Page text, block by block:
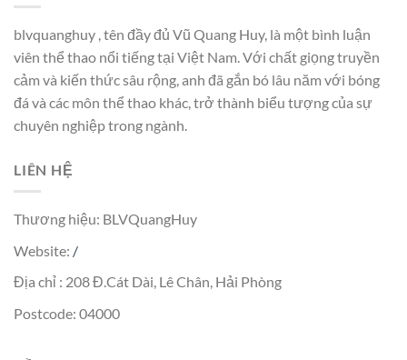
blvquanghuy , tên đầy đủ Vũ Quang Huy, là một bình luận
viên thể thao nổi tiếng tại Việt Nam. Với chất giọng truyền
cảm và kiến thức sâu rộng, anh đã gắn bó lâu năm với bóng
đá và các môn thể thao khác, trở thành biểu tượng của sự
chuyên nghiệp trong ngành.
LIÊN HỆ
Thương hiệu: BLVQuangHuy
Website: /
Địa chỉ : 208 Đ.Cát Dài, Lê Chân, Hải Phòng
Postcode: 04000